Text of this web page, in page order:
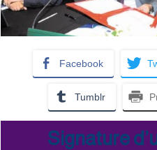
Facebook
Tumblr
Signature